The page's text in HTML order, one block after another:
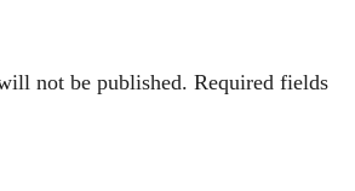
not be published. Required fields